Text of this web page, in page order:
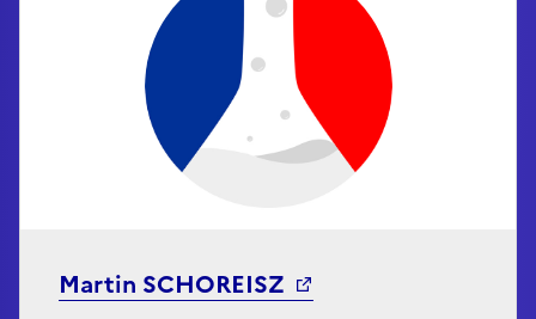
Martin SCHOREISZ